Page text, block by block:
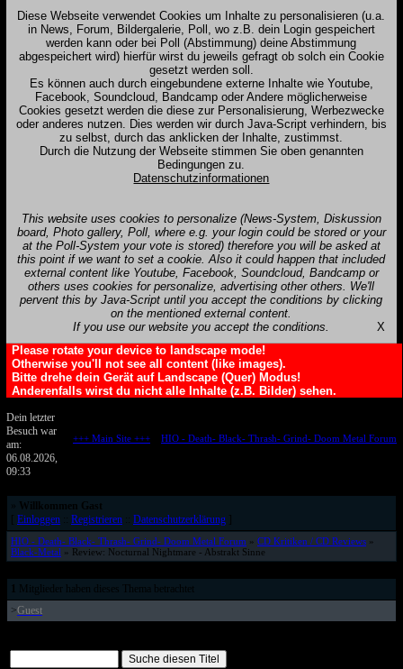
Diese Webseite verwendet Cookies um Inhalte zu personalisieren (u.a.
in News, Forum, Bildergalerie, Poll, wo z.B. dein Login gespeichert
werden kann oder bei Poll (Abstimmung) deine Abstimmung
abgespeichert wird) hierfür wirst du jeweils gefragt ob solch ein Cookie
gesetzt werden soll.
Es können auch durch eingebundene externe Inhalte wie Youtube,
Facebook, Soundcloud, Bandcamp oder Andere möglicherweise
Cookies gesetzt werden die diese zur Personalisierung, Werbezwecke
oder anderes nutzen. Dies werden wir durch Java-Script verhindern, bis
zu selbst, durch das anklicken der Inhalte, zustimmst.
Durch die Nutzung der Webseite stimmen Sie oben genannten
Bedingungen zu.
Datenschutzinformationen
This website uses cookies to personalize (News-System, Diskussion
board, Photo gallery, Poll, where e.g. your login could be stored or your
at the Poll-System your vote is stored) therefore you will be asked at
this point if we want to set a cookie. Also it could happen that included
external content like Youtube, Facebook, Soundcloud, Bandcamp or
others uses cookies for personalize, advertising other others. We'll
pervent this by Java-Script until you accept the conditions by clicking
on the mentioned external content.
If you use our website you accept the conditions.
X
Please rotate your device to landscape mode!
Otherwise you'll not see all content (like images).
Bitte drehe dein Gerät auf Landscape (Quer) Modus!
Anderenfalls wirst du nicht alle Inhalte (z.B. Bilder) sehen.
Dein letzter
Besuch war
am:
06.08.2026,
09:33
+++ Main Site +++:: HIO - Death- Black- Thrash- Grind- Doom Metal Forum
» Willkommen Gast
Einloggen:: Registrieren:: Datenschutzerklärung]
HIO - Death- Black- Thrash- Grind- Doom Metal Forum » CD Kritiken / CD Reviews»
Black-Metal » Review: Nocturnal Nightmare - Abstrakt Sinne
Mitglieder haben dieses Thema betrachtet
>Guest